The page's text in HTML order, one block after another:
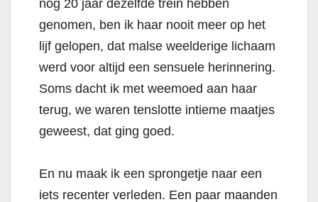
nog 20 jaar dezelfde trein hebben
genomen, ben ik haar nooit meer op het
lijf gelopen, dat malse weelderige lichaam
werd voor altijd een sensuele herinnering.
Soms dacht ik met weemoed aan haar
terug, we waren tenslotte intieme maatjes
geweest, dat ging goed.
En nu maak ik een sprongetje naar een
iets recenter verleden. Een paar maanden